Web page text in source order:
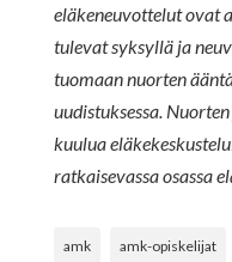
eläkeneuvottelut ovat
tulevat syksyllä ja
tuomaan nuorten
uudistuksessa.
kuulua
ratkaisevassa osassa
amk amk-opiskelijat